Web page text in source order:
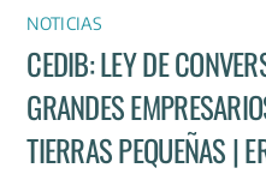
NOTICIAS
CEDIB: LEY DE
GRANDES
TIERRAS PEQUEÑAS |